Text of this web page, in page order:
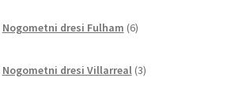
Nogometni dresi Fulham 6izdelkov
Nogometni dresi Villarreal 3izdelki